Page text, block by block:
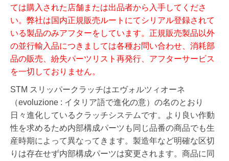
ては購入された店舗または出品者から入手してくださ
い。弊社は国内正規販売ルートにてシリアル登録されて
いる製品のみアフターをしています。正規販売製品以外
の並行輸入品につきましては各種お問い合わせ、消耗部
品の販売、紛失パーツリスト再発行、アフターサービス
を一切しておりません。
STM スリッパークラッチはエヴォルツィオーネ
（evoluzione : イタリア語で進化の意）の名のとおり
日々進化しているクラッチシステムです。より良い作動
性を求めるため内部構成パーツも同じ品番の商品でも生
産時期によって異なってきます。製造年など明確な区切
りは存在せず内部構成パーツは変更されます。 商品に同